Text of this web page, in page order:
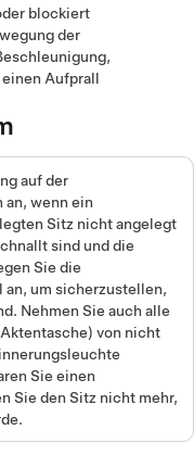
blockiert
der
Aufprall
aufder
an, wenn ein
Sitz nicht angelegt
sind und die
Sie die
um sicherzustellen,
Nehmen Sie auch alle
von nicht
Sie einen
Sie den Sitz nicht mehr,